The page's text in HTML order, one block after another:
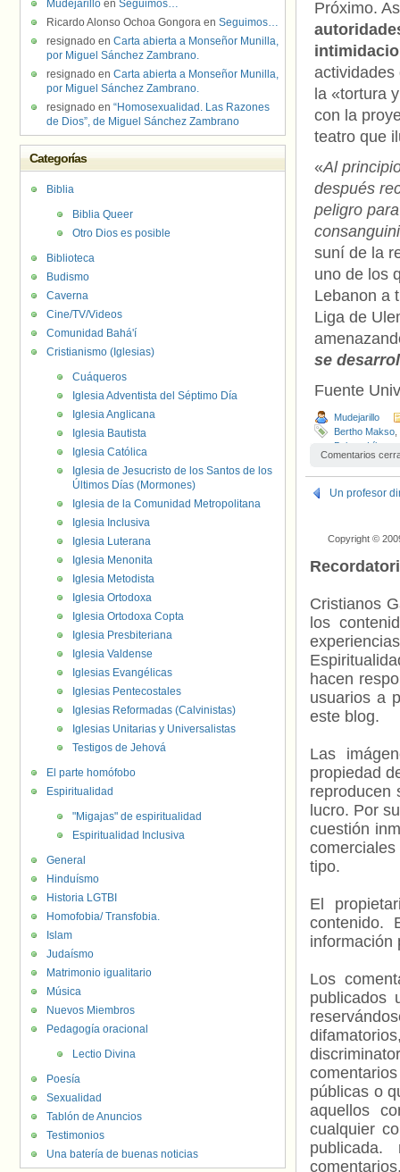
Próximo.
actividades
la «tortura
con la
teatro que
«Al
después
peligro
suní de la
uno de los
Lebanon a
Liga de
se
Fuente
Mudejarillo
Bertho Makso
Bekaa
Líbano
Comentarios
Un profesor
Copyright ©
Cristianos
los
hacen
usuarios a
este blog.
Las
propiedad
reproducen
lucro. Por
cuestión
tipo.
El
contenido.
información
Los
publicados
públicas o
aquellos
cualquier
Mudejarillo en Seguimos…
Ricardo Alonso Ochoa Gongora en Seguimos…
resignado en Carta abierta a Monseñor Munilla,
por Miguel Sánchez Zambrano.
resignado en Carta abierta a Monseñor Munilla,
por Miguel Sánchez Zambrano.
resignado en “Homosexualidad. Las Razones
de Dios”, de Miguel Sánchez Zambrano
Categorías
Biblia
Biblia Queer
Otro Dios es posible
Biblioteca
Budismo
Caverna
Cine/TV/Videos
Comunidad Bahá'í
Cristianismo (Iglesias)
Cuáqueros
Iglesia Adventista del Séptimo Día
Iglesia Anglicana
Iglesia Bautista
Iglesia Católica
Iglesia de Jesucristo de los Santos de los
Últimos Días (Mormones)
Iglesia de la Comunidad Metropolitana
Iglesia Inclusiva
Iglesia Luterana
Iglesia Menonita
Iglesia Metodista
Iglesia Ortodoxa
Iglesia Ortodoxa Copta
Iglesia Presbiteriana
Iglesia Valdense
Iglesias Evangélicas
Iglesias Pentecostales
Iglesias Reformadas (Calvinistas)
Iglesias Unitarias y Universalistas
Testigos de Jehová
El parte homófobo
Espiritualidad
"Migajas" de espiritualidad
Espiritualidad Inclusiva
General
Hinduísmo
Historia LGTBI
Homofobia/ Transfobia.
Islam
Judaísmo
Matrimonio igualitario
Música
Nuevos Miembros
Pedagogía oracional
Lectio Divina
Poesía
Sexualidad
Tablón de Anuncios
Testimonios
Una batería de buenas noticias